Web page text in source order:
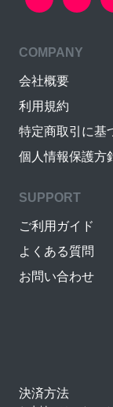
COMPANY
会社概要
利用規約
特定商取引に基
個人情報保護方
SUPPORT
ご利用ガイド
よくある質問
お問い合わせ
決済方法